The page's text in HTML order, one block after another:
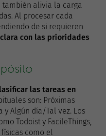
también alivia la carga
Al procesar cada
de si requieren
con las prioridades
las tareas en
son: Próximas
y Algún día/Tal vez. Los
Todoist y FacileThings,
como el